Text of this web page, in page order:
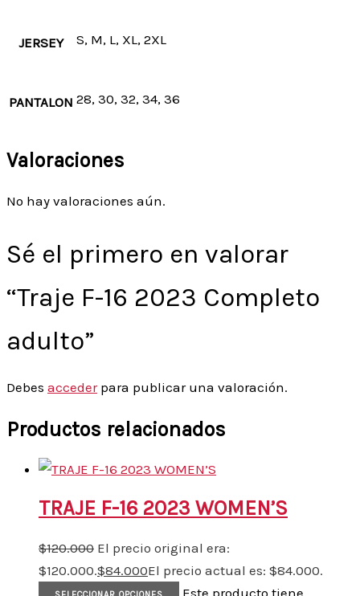
JERSEY S, M, L, XL, 2XL
PANTALON 28, 30, 32, 34, 36
Valoraciones
No hay valoraciones aún.
Sé el primero en valorar
“Traje F-16 2023 Completo
adulto”
Debes accederpara publicar una valoración.
Productos relacionados
TRAJE F-16 2023 WOMEN’S
$120.000 El precio original era:
$120.000.$84.000El precio actual es: $84.000.
Este producto tiene